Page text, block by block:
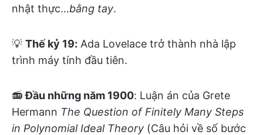
nhật thực…bằng tay.
💡 Thế kỷ 19: Ada Lovelace trở thành nhà lập
trình máy tính đầu tiên.
📻Đầu những năm 1900: Luận án của Grete
Hermann The Question of Finitely Many Steps
in Polynomial Ideal Theory (Câu hỏi về số bước